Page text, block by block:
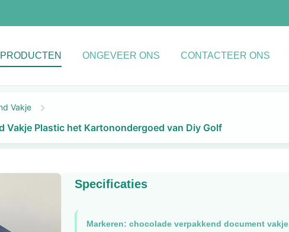
PRODUCTEN ONGEVEER ONS CONTACTEER ONS
Vakje
Plastic het Kartonondergoed van Diy Golf
Specificaties
Markeren: chocolade verpakkend document vakje,